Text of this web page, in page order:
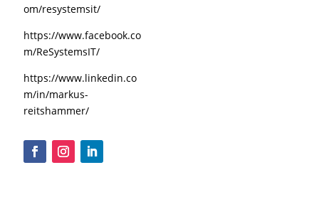
om/resystemsit/
https://www.facebook.co
m/ReSystemsIT/
https://www.linkedin.co
m/in/markus-
reitshammer/